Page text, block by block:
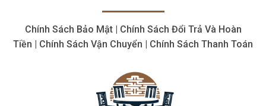
giá
khí
cũ,
tận
Chính Sách Bảo Mật | Chính Sách Đổi Trả Và Hoàn
Tiền | Chính Sách Vận Chuyển | Chính Sách Thanh Toán